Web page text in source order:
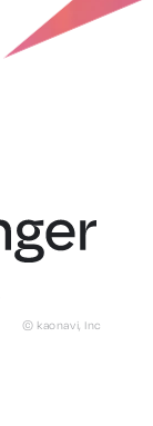
© kaonavi, Inc